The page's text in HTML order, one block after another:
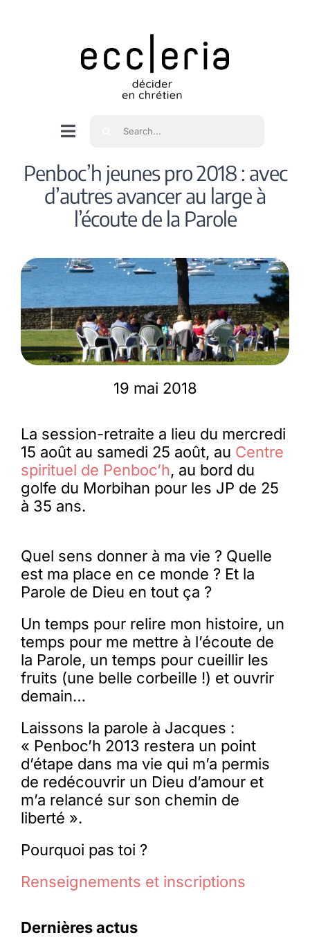
Navigation
à
bascule
Accueil
Qui sommes nous ?
Intéressés
Spiritualité
Membres
Nous soutenir
La revue Responsables
Rechercher
Penboc’h jeunes pro 2018 : avec
d’autres avancer au large à
l’écoute de la Parole
19 mai 2018
La session-retraite a lieu du mercredi
15 août au samedi 25 août, au Centre
spirituel de Penboc’h, au bord du
golfe du Morbihan pour les JP de 25
à 35 ans.
Quel sens donner à ma vie ? Quelle
est ma place en ce monde ? Et la
Parole de Dieu en tout ça ?
Un temps pour relire mon histoire, un
temps pour me mettre à l’écoute de
la Parole, un temps pour cueillir les
fruits (une belle corbeille !) et ouvrir
demain…
Laissons la parole à Jacques :
« Penboc’h 2013 restera un point
d’étape dans ma vie qui m’a permis
de redécouvrir un Dieu d’amour et
m’a relancé sur son chemin de
liberté ».
Pourquoi pas toi ?
Renseignements et inscriptions
Dernières actus